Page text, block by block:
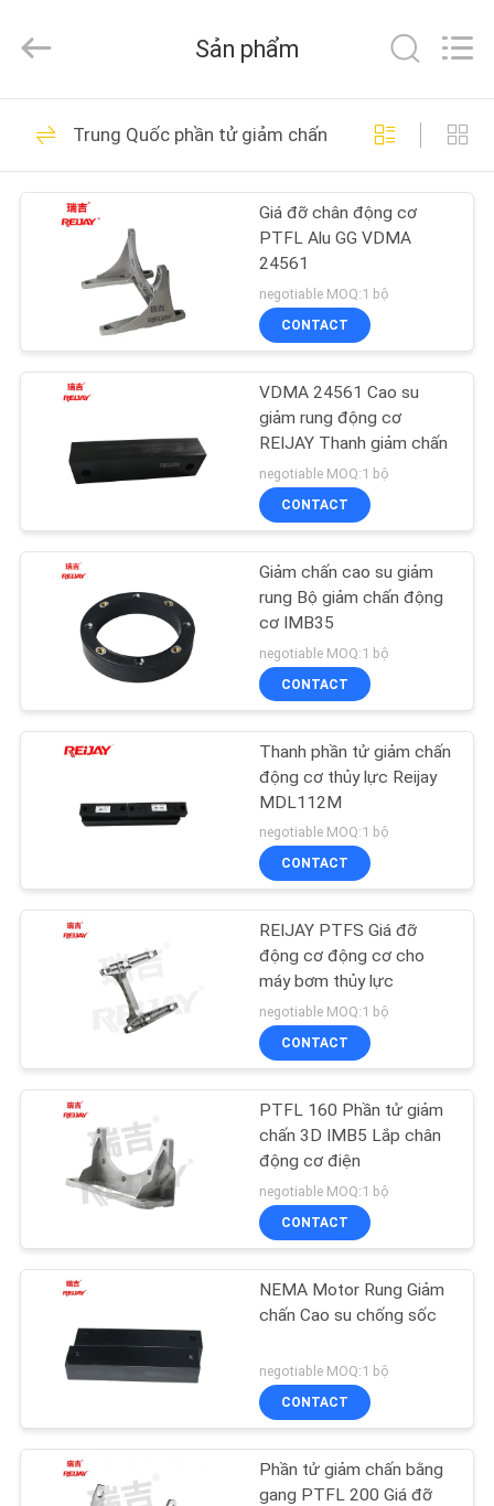
TRANG
CHỦ
CÁC
PHẨM
VIDEO
CHÚNG
THAM
QUAN
KIỂM
LƯỢNG
TÔI
YÊU
CẦU
OFFICIAL
WEBSITE
Tech
Rights
Developed
Khớp nối hàm linh
hoạt
33
Khớp nối bánh răng
bọc nylon
24
khớp nối máy xúc
28
Khớp nối bánh đà
cưa
Khớp nối bánh răng
linh hoạt
16
Khớp nối đĩa linh
hoạt
22
Sản phẩm
Trung Quốc phần tử giảm chấn
Giá đỡ chân động cơ
PTFL Alu GG VDMA
24561
negotiable MOQ:1 bộ
CONTACT
VDMA 24561 Cao su
giảm rung động cơ
REIJAY Thanh giảm chấn
negotiable MOQ:1 bộ
CONTACT
Giảm chấn cao su giảm
rung Bộ giảm chấn động
cơ IMB35
negotiable MOQ:1 bộ
CONTACT
Thanh phần tử giảm chấn
động cơ thủy lực Reijay
MDL112M
negotiable MOQ:1 bộ
CONTACT
REIJAY PTFS Giá đỡ
động cơ động cơ cho
máy bơm thủy lực
negotiable MOQ:1 bộ
CONTACT
PTFL 160 Phần tử giảm
chấn 3D IMB5 Lắp chân
động cơ điện
negotiable MOQ:1 bộ
CONTACT
NEMA Motor Rung Giảm
chấn Cao su chống sốc
negotiable MOQ:1 bộ
CONTACT
Phần tử giảm chấn bằng
gang PTFL 200 Giá đỡ